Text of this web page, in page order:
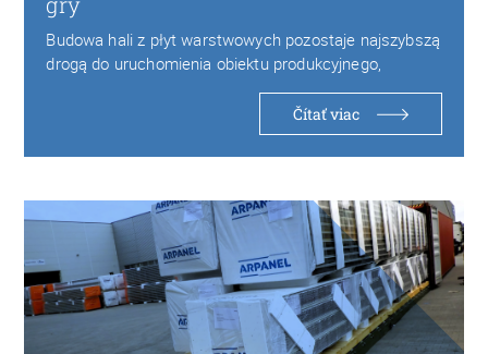
Budowa hali z płyt warstwowych pozostaje najszybszą
drogą do uruchomienia obiektu produkcyjnego,
magazynowego czy logistycznego…
Čítať viac